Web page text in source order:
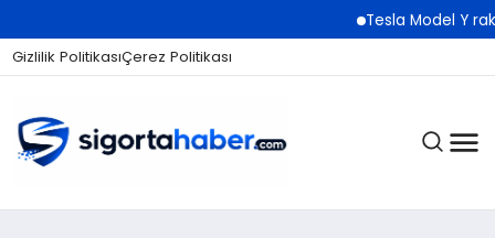
Tesla Model Y
Gizlilik PolitikasıÇerez Politikası